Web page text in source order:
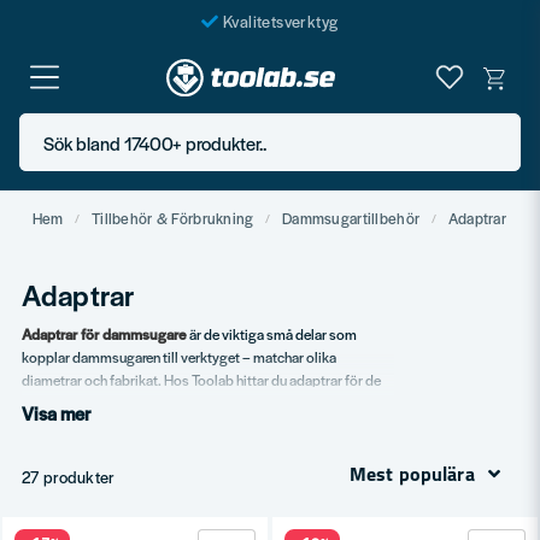
Kvalitetsverktyg
Fraktfritt över 999 SEK*
En järnhandel för alla
Butik i Göteborg
Sök bland 17400+ produkter..
Hem Tillbehör & Förbrukning Dammsugartillbehör Adaptrar
Adaptrar
Adaptrar för dammsugareär de viktiga små delar som
kopplar dammsugaren till verktyget – matchar olika
diametrar och fabrikat. Hos Toolab hittar du adaptrar för de
flesta vanliga dammsugarmärken och verktygstyper.
Universaladaptrar.
Visa mer
27 produkter Mest populära